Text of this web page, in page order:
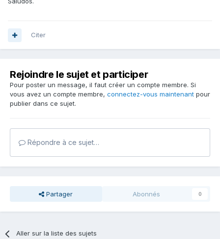
Citer
Rejoindre le sujet et participer
Pour poster un message, il faut créer un compte membre. Si
vous avez un compte membre, connectez-vous maintenant pour
publier dans ce sujet.
Répondre à ce sujet…
Partager Abonnés 0
Aller sur la liste des sujets